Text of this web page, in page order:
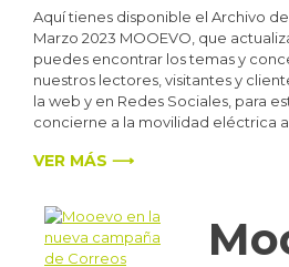
Aquí tienes disponible el Archivo
Marzo 2023 MOOEVO, que
puedes encontrar los temas y
nuestros lectores, visitantes y
la web y en Redes Sociales, para
concierne a la movilidad eléctrica
VER MÁS ⟶